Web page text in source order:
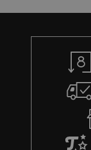
m